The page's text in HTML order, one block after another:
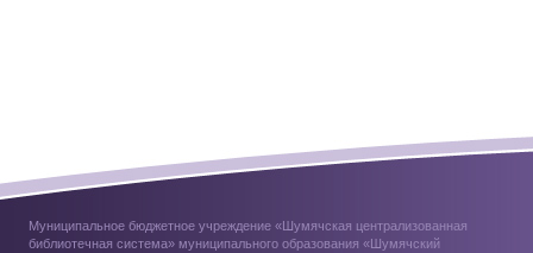
Муниципальное бюджетное учреждение «Шумячская централизованная
библиотечная система» муниципального образования «Шумячский